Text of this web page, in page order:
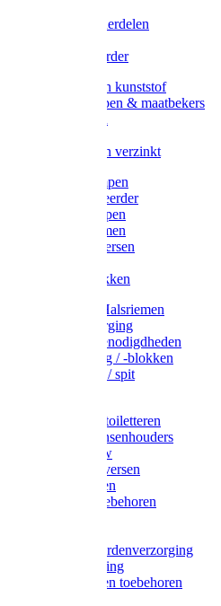
Koelift onderdelen
Uieronthaarder
Voerbakken kunststof
Voerscheppen & maatbekers
Voerbakken verzinkt
Warmtelampen
Staartcoupeerder
Biggenkappen
Neuskrammen
Varken diversen
Varkensbakken
Halsters / Halsriemen
Hoefverzorging
Lammer benodigdheden
Ramdektuig / -blokken
Vastzetpen / spit
Poetsen & toiletteren
Zadel-/Trensenhouders
Halstertouw
Halsters diversen
Hoofdstellen
Zadel & toebehoren
Rapide paardenverzorging
Ruiter kleding
Hoofdstellen toebehoren